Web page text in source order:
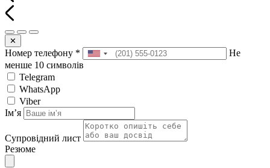
✕
Номер телефону *
Не
менше 10 символів
Telegram
WhatsApp
Viber
Імʼя
Супровідний лист
Резюме